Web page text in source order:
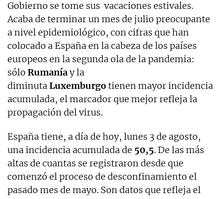
Gobierno se tome sus vacaciones estivales.
Acaba de terminar un mes de julio preocupante
a nivel epidemiológico, con cifras que han
colocado a España en la cabeza de los países
europeos en la segunda ola de la pandemia:
sólo Rumaníay la
diminutaLuxemburgotienen mayor incidencia
acumulada, el marcador que mejor refleja la
propagación del virus.
España tiene, a día de hoy, lunes 3 de agosto,
una incidencia acumulada de 50,5. De las más
altas de cuantas se registraron desde que
comenzó el proceso de desconfinamiento el
pasado mes de mayo. Son datos que refleja el